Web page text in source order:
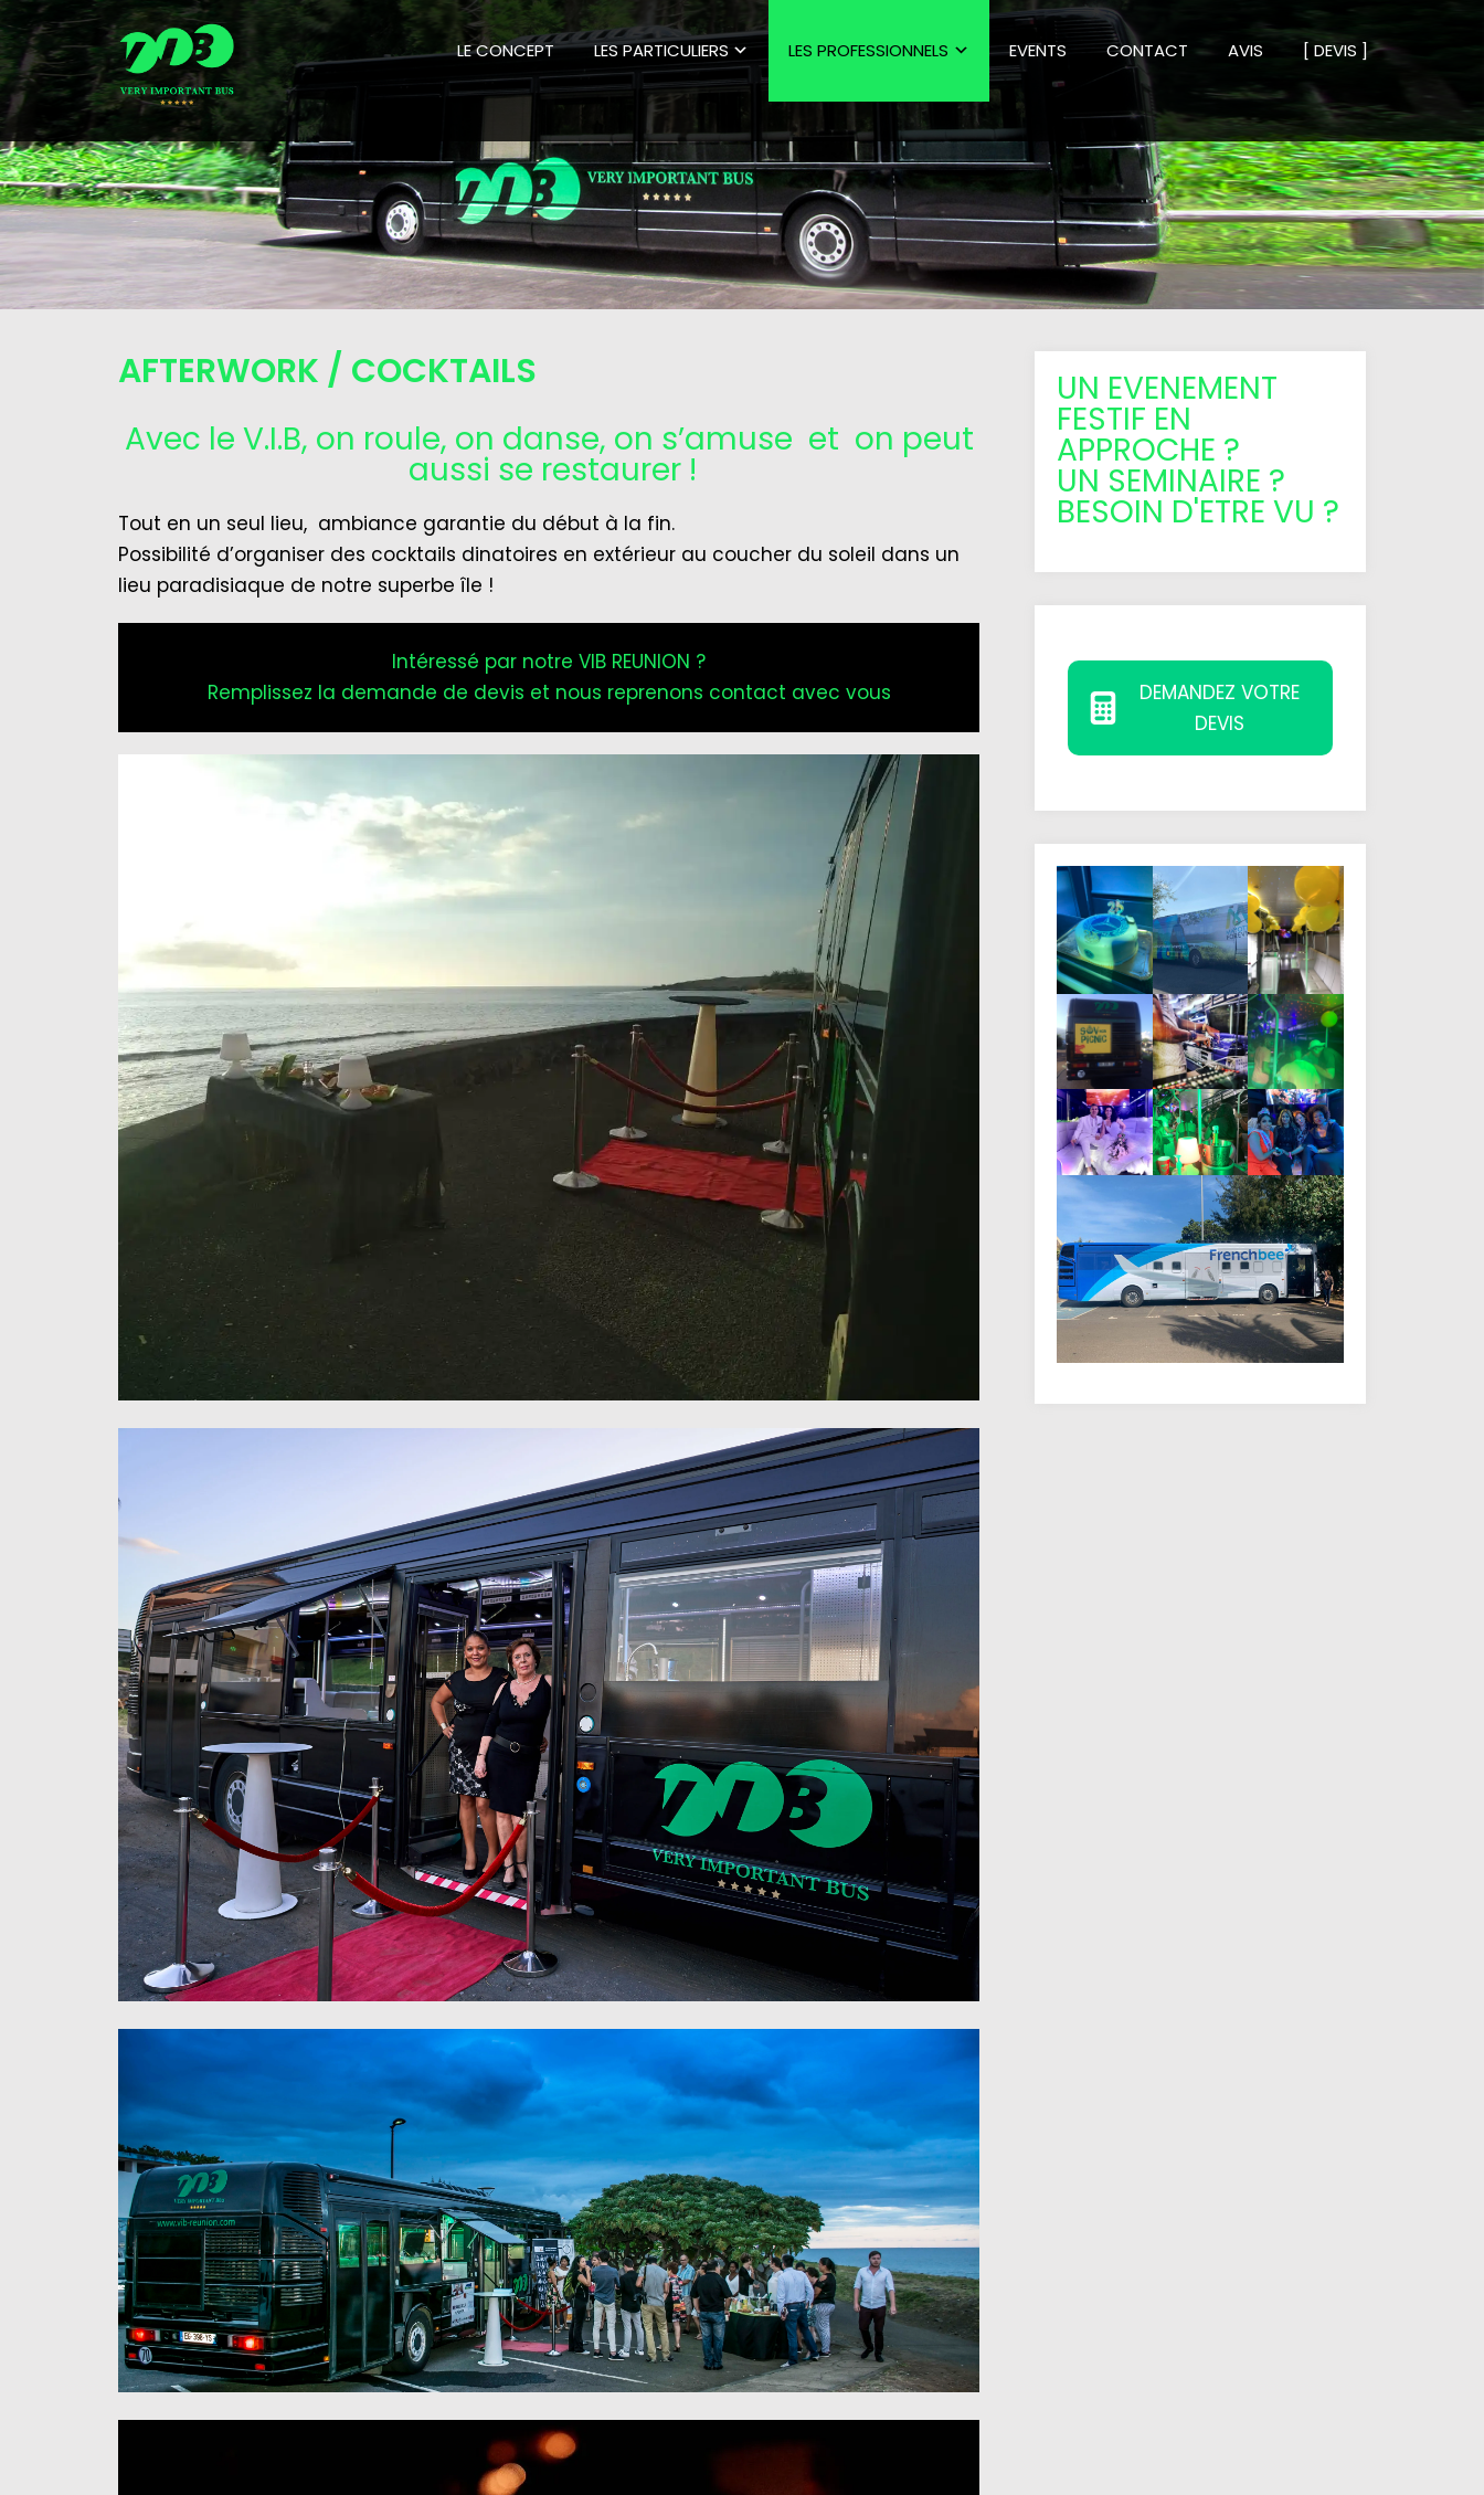
LE CONCEPT LES PARTICULIERS LES PROFESSIONNELS EVENTS CONTACT AVIS [ DEVIS ]
AFTERWORK / COCKTAILS
Avec le V.I.B, on roule, on danse, on s’amuse et on peut
aussi se restaurer !
Tout en un seul lieu, ambiance garantie du début à la fin.
Possibilité d’organiser des cocktails dinatoires en extérieur au coucher du soleil dans un
lieu paradisiaque de notre superbe île !
Intéressé par notre VIB REUNION ?
Remplissez la demande de devis et nous reprenons contact avec vous
UN EVENEMENT
FESTIF EN
APPROCHE ?
UN SEMINAIRE ?
BESOIN D'ETRE VU ?
DEMANDEZ VOTRE
DEVIS